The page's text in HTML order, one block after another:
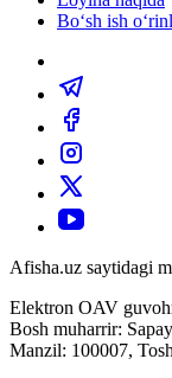
Bo‘sh ish
Afisha.uz saytidagi
Elektron OAV
Bosh muharrir:
Manzil: 100007,